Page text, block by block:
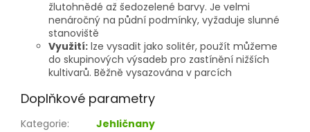
žlutohnědé až šedozelené barvy. Je velmi
nenáročný na půdní podmínky, vyžaduje slunné
stanoviště
Využití: lze vysadit jako solitér, použít můžeme
do skupinových výsadeb pro zastínění nižších
kultivarů. Běžně vysazována v parcích
Doplňkové parametry
Kategorie:
Jehličnany